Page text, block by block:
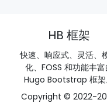
HB 框架
快速、响应式、灵活、
化、FOSS 和功能丰富
Hugo Bootstrap 框架
Copyright © 2022-